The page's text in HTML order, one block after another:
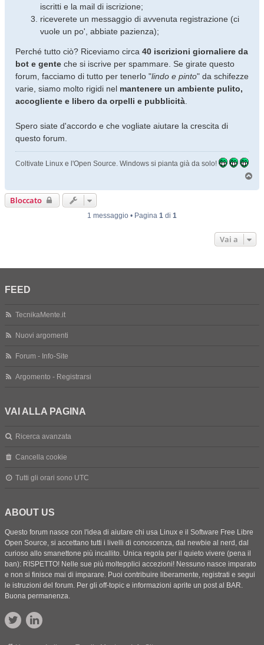
iscritti e la mail di iscrizione;
riceverete un messaggio di avvenuta registrazione (ci
vuole un po', abbiate pazienza);
Perché tutto ciò? Riceviamo circa 40 iscrizioni giornaliere da
bot e gente che si iscrive per spammare. Se girate questo
forum, facciamo di tutto per tenerlo "lindo e pinto" da schifezze
varie, siamo molto rigidi nel mantenere un ambiente pulito,
accogliente e libero da orpelli e pubblicità
Spero siate d'accordo e che vogliate aiutare la crescita di
questo forum.
Coltivate Linux e l'Open Source. Windows si pianta già da solo!
Bloccato
1 messaggio • Pagina 1 di 1
Vai a
FEED
TecnikaMente.it
Nuovi argomenti
Forum - Info-Site
Argomento - Registrarsi
VAI ALLA PAGINA
Ricerca avanzata
Cancella cookie
Tutti gli orari sono UTC
ABOUT US
Questo forum nasce con l'idea di aiutare chi usa Linux e il Software Free Libre
Open Source, si accettano tutti i livelli di conoscenza, dal newbie al nerd, dal
curioso allo smanettone più incallito. Unica regola per il quieto vivere (pena il
ban): RISPETTO! Nelle sue più moltepplici accezioni! Nessuno nasce imparato
e non si finisce mai di imparare. Puoi contribuire liberamente, registrati e segui
le istruzioni del forum. Per gli off-topic e informazioni aprite un post al BAR.
Buona permanenza.